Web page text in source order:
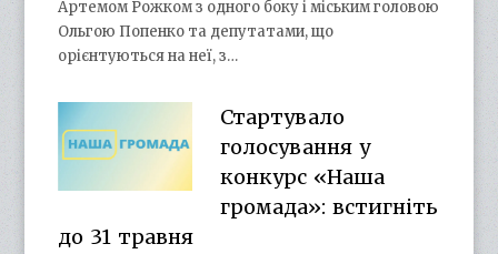
Артемом Рожком з одного боку і міським головою
Ольгою Попенко та депутатами, що
орієнтуються на неї, з…
Стартувало
голосування у
конкурс «Наша
громада»: встигніть
до 31 травня